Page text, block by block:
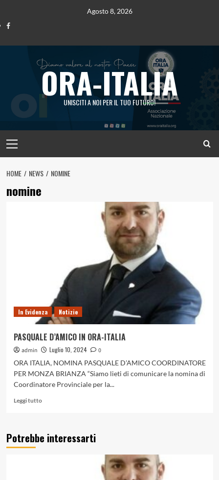
contenuto
Agosto 8, 2026
Ora
ORA-ITALIA
UNISCITI A NOI PER IL TUO FUTURO!
principale
HOME NEWS NOMINE
nomine
In Evidenza Notizie
PASQUALE D’AMICO IN ORA-ITALIA
admin Luglio 10, 2024
0
ORA ITALIA, NOMINA PASQUALE D’AMICO COORDINATORE
PER MONZA BRIANZA “Siamo lieti di comunicare la nomina di
Coordinatore Provinciale per la...
Leggi tuttoLeggi
PASQUALE
Potrebbe interessarti